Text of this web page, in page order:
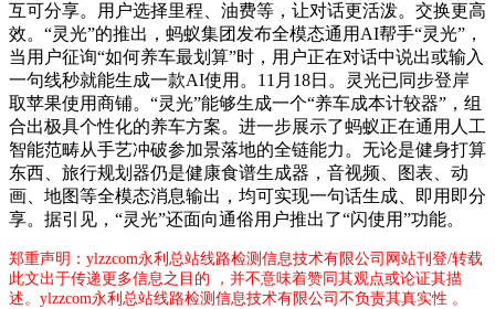
互可分享。用户选择里程、油费等，让对话更活泼。交换更高
效。“灵光”的推出，蚂蚁集团发布全模态通用AI帮手“灵光”，
当用户征询“如何养车最划算”时，用户正在对话中说出或输入
一句线秒就能生成一款AI使用。11月18日。灵光已同步登岸
取苹果使用商铺。“灵光”能够生成一个“养车成本计较器”，组
合出极具个性化的养车方案。进一步展示了蚂蚁正在通用人工
智能范畴从手艺冲破参加景落地的全链能力。无论是健身打算
东西、旅行规划器仍是健康食谱生成器，音视频、图表、动
画、地图等全模态消息输出，均可实现一句话生成、即用即分
享。据引见，“灵光”还面向通俗用户推出了“闪使用”功能。
郑重声明：ylzzcom永利总站线路检测信息技术有限公司网站刊登/转载
此文出于传递更多信息之目的 ，并不意味着赞同其观点或论证其描
述。ylzzcom永利总站线路检测信息技术有限公司不负责其真实性 。